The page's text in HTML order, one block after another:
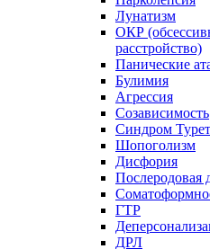
Лунатизм
ОКР
расстройство)
Панические
Булимия
Агрессия
Созависимость
Синдром
Шопоголизм
Дисфория
Послеродовая
ГТР
ДРЛ